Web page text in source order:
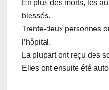
En plus des morts, les
blessés.
Trente-deux personnes
l’hôpital.
La plupart ont reçu des
Elles ont ensuite été